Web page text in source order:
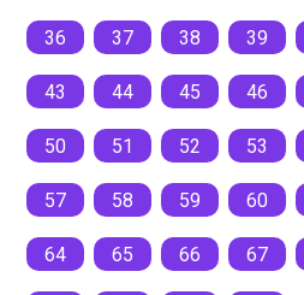
36 37 38 39
43 44 45 46
50 51 52 53
57 58 59 60
64 65 66 67